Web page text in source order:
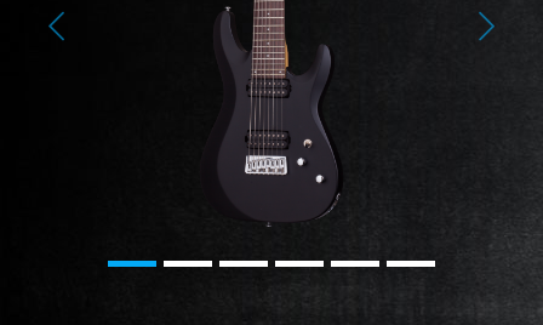
Previous Next